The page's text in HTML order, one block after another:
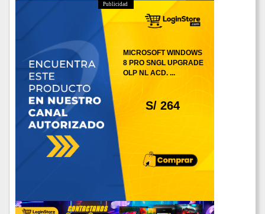
Publicidad
S/ 264
MICROSOFT WINDOWS
8 PRO SNGL UPGRADE
OLP NL ACD. ...